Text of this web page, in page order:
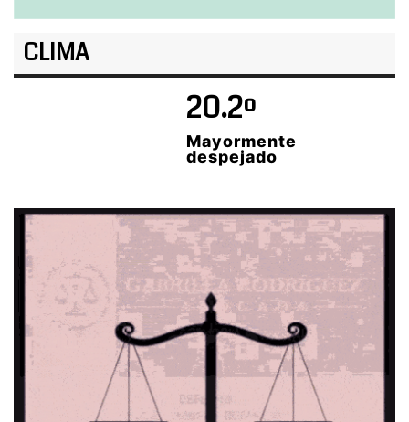
CLIMA
20.2º
Mayormente
despejado